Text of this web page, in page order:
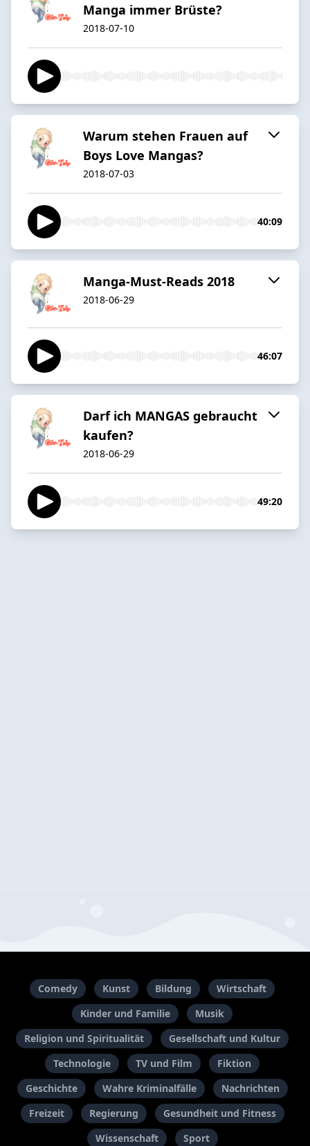
Manga immer Brüste?
2018-07-10
Warum stehen Frauen auf
Boys Love Mangas?
2018-07-03
40:09
Manga-Must-Reads 2018
2018-06-29
46:07
Darf ich MANGAS gebraucht
kaufen?
2018-06-29
49:20
Comedy Kunst Bildung
Wirtschaft
Kinder und Familie
Musik
Religion und Spiritualität
Gesellschaft und Kultur
Technologie
TV und Film
Fiktion
Geschichte
Wahre Kriminalfälle
Nachrichten
Freizeit
Regierung
Gesundheit und Fitness
Wissenschaft
Sport